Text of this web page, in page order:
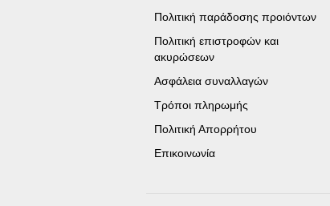
Πολιτική παράδοσης προιόντων
Πολιτική επιστροφών και
ακυρώσεων
Ασφάλεια συναλλαγών
Τρόποι πληρωμής
Πολιτική Απορρήτου
Επικοινωνία